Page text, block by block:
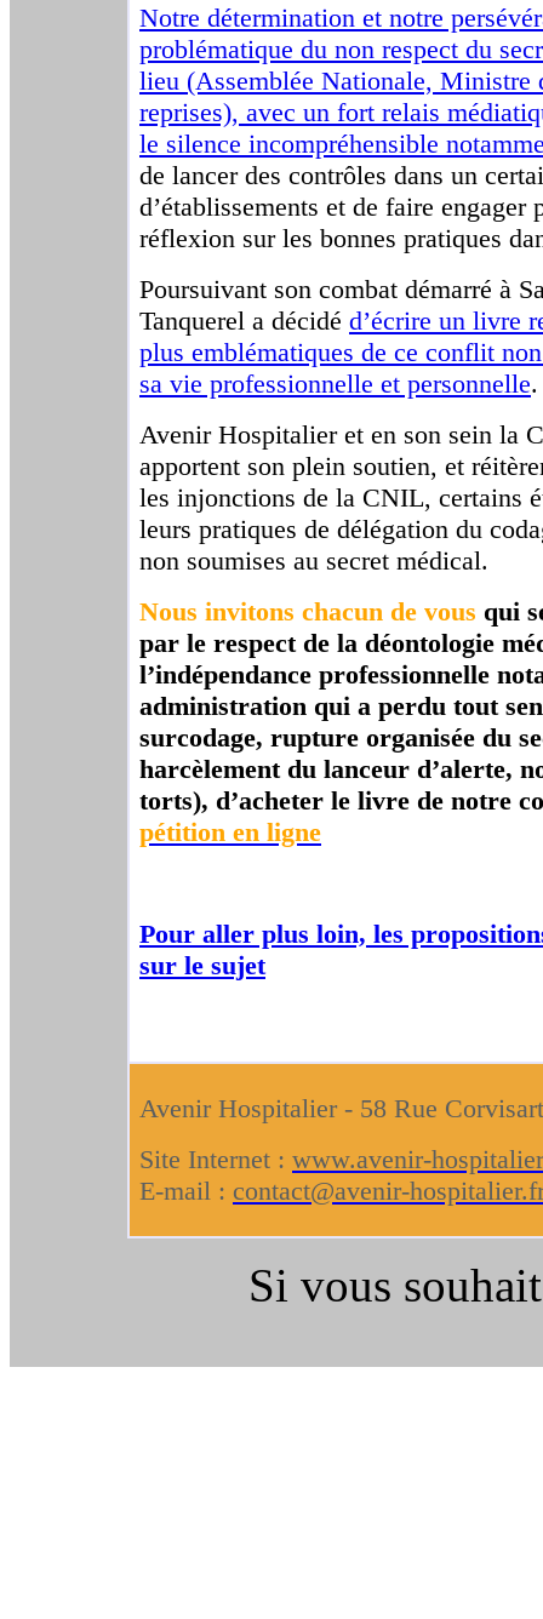
Notre détermination et notre
problématique du non respect du
lieu (Assemblée Nationale, Ministre
reprises), avec un fort relais
le silence incompréhensible
de lancer des contrôles dans un
d’établissements et de faire engager
réflexion sur les bonnes pratiques
Poursuivant son combat démarré à
Tanquerel a décidé d’écrire un livre
plus emblématiques de ce conflit
sa vie professionnelle et personnelle.
Avenir Hospitalier et en son sein la
apportent son plein soutien, et
les injonctions de la CNIL, certains
leurs pratiques de délégation du
non soumises au secret médical.
Nous invitons chacun de vous qui
par le respect de la déontologie
l’indépendance professionnelle
administration qui a perdu tout
surcodage, rupture organisée du
harcèlement du lanceur d’alerte,
torts), d’acheter le livre de notre
pétition en ligne
Pour aller plus loin, les
sur le sujet
Avenir Hospitalier - 58 Rue Corvisart
Site Internet : www.avenir-
E-mail : contact@avenir-
Si vous